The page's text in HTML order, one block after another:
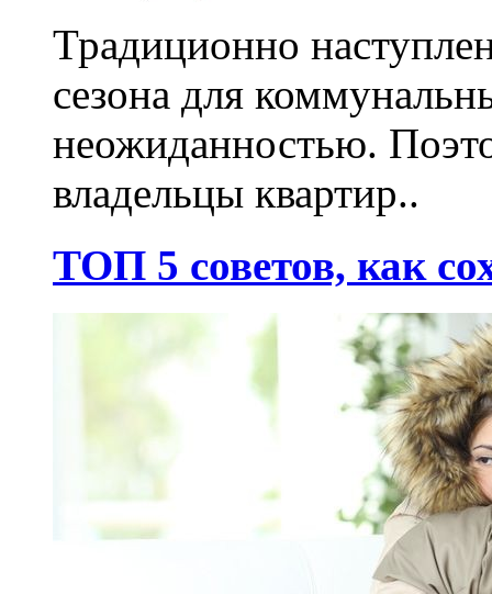
Традиционно
сезона для
неожиданностью.
владельцы квартир..
ТОП 5 советов, как